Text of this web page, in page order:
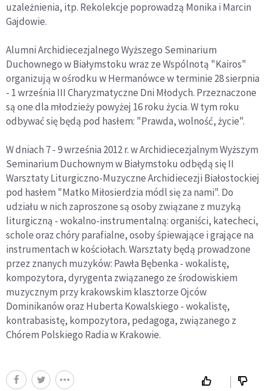
uzależnienia, itp. Rekolekcje poprowadzą Monika i Marcin
Gajdowie.
Alumni Archidiecezjalnego Wyższego Seminarium
Duchownego w Białymstoku wraz ze Wspólnotą "Kairos"
organizują w ośrodku w Hermanówce w terminie 28 sierpnia
- 1 września III Charyzmatyczne Dni Młodych. Przeznaczone
są one dla młodzieży powyżej 16 roku życia. W tym roku
odbywać się będą pod hasłem: "Prawda, wolność, życie".
W dniach 7 - 9 września 2012 r. w Archidiecezjalnym Wyższym
Seminarium Duchownym w Białymstoku odbędą się II
Warsztaty Liturgiczno-Muzyczne Archidiecezji Białostockiej
pod hasłem "Matko Miłosierdzia módl się za nami". Do
udziału w nich zaproszone są osoby związane z muzyką
liturgiczną - wokalno-instrumentalną: organiści, katecheci,
schole oraz chóry parafialne, osoby śpiewające i grające na
instrumentach w kościołach. Warsztaty będą prowadzone
przez znanych muzyków: Pawła Bębenka - wokalistę,
kompozytora, dyrygenta związanego ze środowiskiem
muzycznym przy krakowskim klasztorze Ojców
Dominikanów oraz Huberta Kowalskiego - wokalistę,
kontrabasistę, kompozytora, pedagoga, związanego z
Chórem Polskiego Radia w Krakowie.